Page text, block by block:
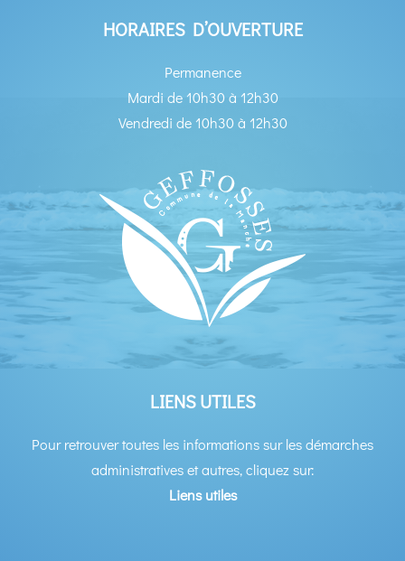
HORAIRES D’OUVERTURE
Permanence
Mardi de 10h30 à 12h30
Vendredi de 10h30 à 12h30
LIENS UTILES
Pour retrouver toutes les informations sur les démarches
administratives et autres, cliquez sur:
Liens utiles